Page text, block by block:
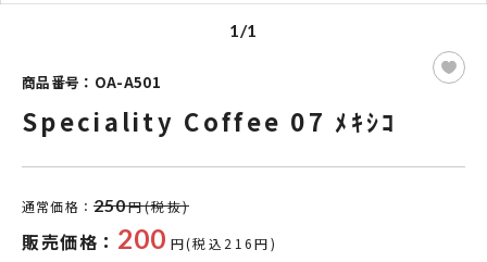
1/1
商品番号：OA-A501
Speciality Coffee 07 ﾒｷｼｺ
通常価格： 250円(税抜)
販売価格： 200 円(税込216円)